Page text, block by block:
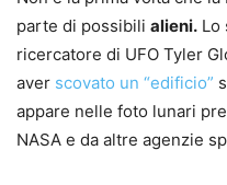
parte di possibili alieni. Lo
ricercatore di UFO Tyler
aver scovato un “edificio”
appare nelle foto lunari
NASA e da altre agenzie